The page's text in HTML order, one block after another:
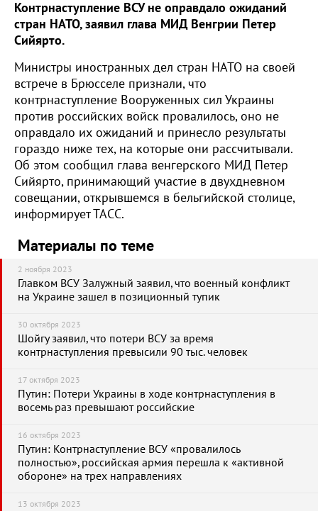
Контрнаступление ВСУ не оправдало ожиданий
стран НАТО, заявил глава МИД Венгрии Петер
Сийярто.
Министры иностранных дел стран НАТО на своей
встрече в Брюсселе признали, что
контрнаступление Вооруженных сил Украины
против российских войск провалилось, оно не
оправдало их ожиданий и принесло результаты
гораздо ниже тех, на которые они рассчитывали.
Об этом сообщил глава венгерского МИД Петер
Сийярто, принимающий участие в двухдневном
совещании, открывшемся в бельгийской столице,
информирует ТАСС.
Материалы по теме
2 ноября 2023
Главком ВСУ Залужный заявил, что военный конфликт
на Украине зашел в позиционный тупик
30 октября 2023
Шойгу заявил, что потери ВСУ за время
контрнаступления превысили 90 тыс. человек
17 октября 2023
Путин: Потери Украины в ходе контрнаступления в
восемь раз превышают российские
16 октября 2023
Путин: Контрнаступление ВСУ «провалилось
полностью», российская армия перешла к «активной
обороне» на трех направлениях
13 октября 2023